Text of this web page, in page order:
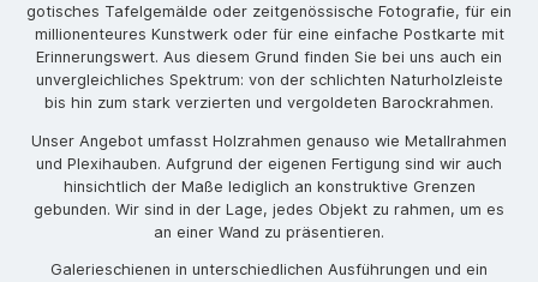
gotisches Tafelgemälde oder zeitgenössische Fotografie, für ein
millionenteures Kunstwerk oder für eine einfache Postkarte mit
Erinnerungswert. Aus diesem Grund finden Sie bei uns auch ein
unvergleichliches Spektrum: von der schlichten Naturholzleiste
bis hin zum stark verzierten und vergoldeten Barockrahmen.
Unser Angebot umfasst Holzrahmen genauso wie Metallrahmen
und Plexihauben. Aufgrund der eigenen Fertigung sind wir auch
hinsichtlich der Maße lediglich an konstruktive Grenzen
gebunden. Wir sind in der Lage, jedes Objekt zu rahmen, um es
an einer Wand zu präsentieren.
Galerieschienen in unterschiedlichen Ausführungen und ein